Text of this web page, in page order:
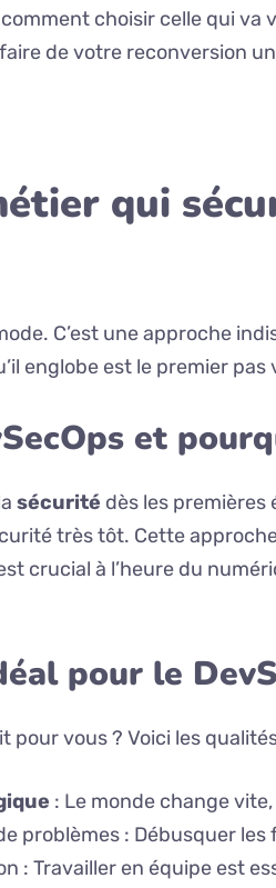
choisir celle qui va
de votre reconversion
qui
C’est une approche
englobe est le premier
et
sécurité dès les
très tôt. Cette
crucial à l’heure du
pour le
pour vous ? Voici les
: Le monde change
problèmes : Débusquer les
: Travailler en équipe est